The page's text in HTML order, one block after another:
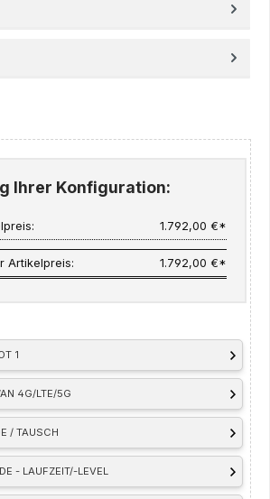
1
4G/LTE/5G
/ TAUSCH
- LAUFZEIT/-LEVEL
Ihrer Konfiguration:
1.792,00 €*
Artikelpreis: 1.792,00 €*